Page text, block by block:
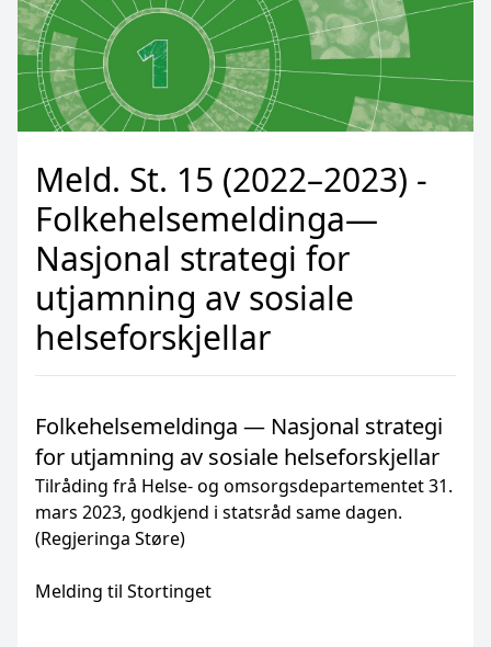
Meld. St. 15 (2022–2023) -
Folkehelsemeldinga—
Nasjonal strategi for
utjamning av sosiale
helseforskjellar
Folkehelsemeldinga — Nasjonal strategi
for utjamning av sosiale helseforskjellar
Tilråding frå Helse- og omsorgsdepartementet 31.
mars 2023, godkjend i statsråd same dagen.
(Regjeringa Støre)
Melding til Stortinget